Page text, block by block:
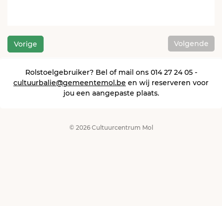
Vorige Volgende
Rolstoelgebruiker? Bel of mail ons 014 27 24 05 -
cultuurbalie@gemeentemol.be en wij reserveren voor
jou een aangepaste plaats.
© 2026 Cultuurcentrum Mol